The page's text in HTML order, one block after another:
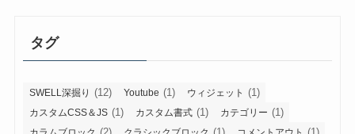
タグ
SWELL深掘り (12) Youtube (1) ウィジェット (1)
カスタムCSS＆JS (1) カスタム書式 (1) カテゴリー (1)